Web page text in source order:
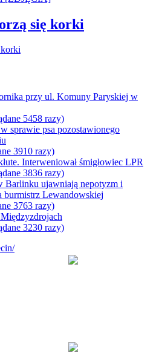
się korki
przy ul. Komuny Paryskiej w
5458 razy)
sprawie psa pozostawionego
3910 razy)
Interweniował śmigłowiec LPR
3836 razy)
Barlinku ujawniają nepotyzm i
burmistrz Lewandowskiej
3763 razy)
3230 razy)